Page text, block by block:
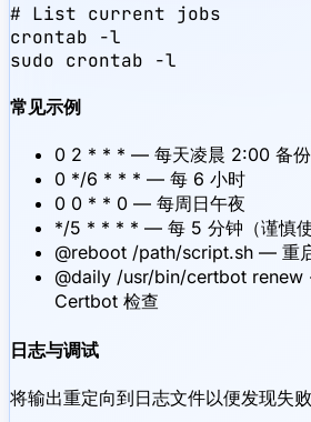
# List current jobs
crontab -l
sudo crontab -l
常见示例
0 2 * * * — 每天凌晨 2:00 备份
0 */6 * * * — 每 6 小时
0 0 * * 0 — 每周日午夜
*/5 * * * * — 每 5 分钟（谨慎使
@reboot /path/script.sh — 重
@daily /usr/bin/certbot
Certbot 检查
日志与调试
将输出重定向到日志文件以便发现失败